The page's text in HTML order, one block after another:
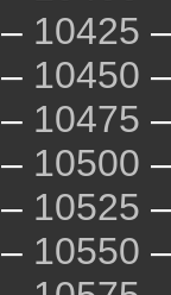
– 10425
– 10450
– 10475
– 10500
– 10525
– 10550